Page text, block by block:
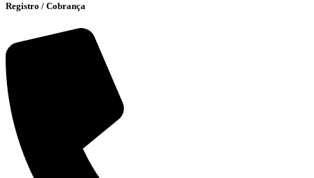
Registro / Cobrança